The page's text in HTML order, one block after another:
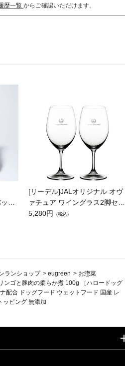
歴一覧 からご確認いただけます。
グ
ス
[リーデル]JALオリジナル オヴ
ァチュア ワイングラス2脚セッ
ト（レッドワイン）
5,280円 （税込）
ランショップ > eugreen > お惣菜
ンゴと豚肉の柔らか煮 100g ［ハロードッグ
配合 ドッグフード ウェットフード 国産 レ
ッピング 無添加